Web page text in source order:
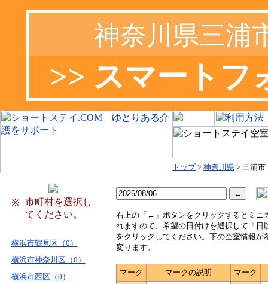
神奈川県三浦
>> スマートフ
トップ> 神奈川県 > 三浦市
※
市町村を選択し
てください。
横浜市鶴見区（0）
横浜市神奈川区（0）
横浜市西区（0）
右 上の「←」ボタンをクリックするとミニ
れますので、希望の日付けを選択して「日
をクリックしてください。下の空室情報が
変ります。
マーク マークの説明
マーク